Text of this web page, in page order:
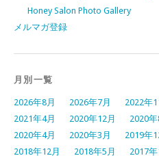
Honey Salon Photo Gallery
メルマガ登録
月別一覧
2026年8月 2026年7月 2022年
2021年4月
2020年12月 2020年
2020年4月
2020年3月 2019年
2018年12月
2018年5月 2017年